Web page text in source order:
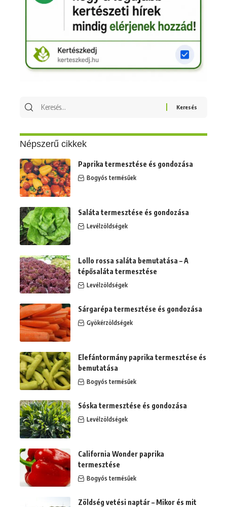
Keresés
Népszerű cikkek
Paprika termesztése és gondozása
Bogyós termésűek
Saláta termesztése és gondozása
Levélzöldségek
Lollo rossa saláta bemutatása – A
tépősaláta termesztése
Levélzöldségek
Sárgarépa termesztése és gondozása
Gyökérzöldségek
Elefántormány paprika termesztése és
bemutatása
Bogyós termésűek
Sóska termesztése és gondozása
Levélzöldségek
California Wonder paprika
termesztése
Bogyós termésűek
Zöldség vetési naptár – Mikor és mit